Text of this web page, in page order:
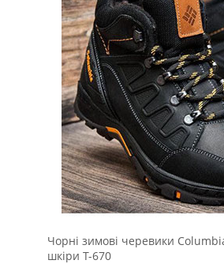
Чорні зимові черевики
шкіри Т-670